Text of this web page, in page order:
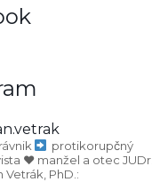
protikorupčný
♥️ manžel a otec JUDr.
Vetrák, PhD.: